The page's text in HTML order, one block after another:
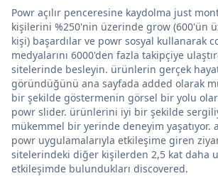
Powr açılır penceresine kaydolma just
kişilerini %250'nin üzerinde grow (600'ün
kişi) başardılar ve powr sosyal kullanarak
medyalarını 6000'den fazla takipçiye
sitelerinde besleyin. ürünlerin gerçek
göründüğünü ana sayfada added olarak
bir şekilde göstermenin görsel bir yolu
powr slider. ürünlerini iyi bir şekilde
mükemmel bir yerinde deneyim yaşatıyor.
powr uygulamalarıyla etkileşime giren
sitelerindeki diğer kişilerden 2,5 kat daha
etkileşimde bulundukları discovered.